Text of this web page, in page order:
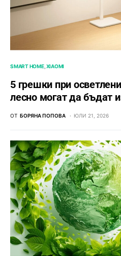
SMART HOME XIAOMI
5 грешки при
лесно могат да бъдат
ОТ БОРЯНА ПОПОВА ЮЛИ 21, 2026